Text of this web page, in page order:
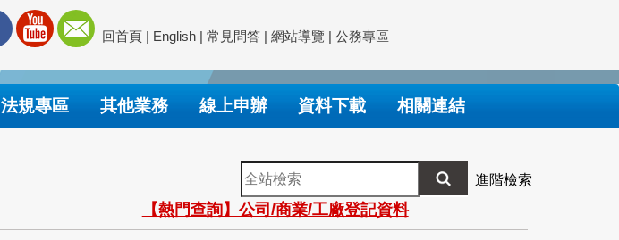
回首頁 | English | 常見問答 | 網站導覽 | 公務專區
法規專區 其他業務 線上申辦 資料下載 相關連結
全
站
檢
索
進階檢索
【熱門查詢】公司/商業/工廠登記資料